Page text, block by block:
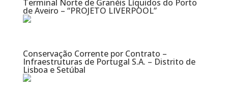
Terminal Norte de Granéis Líquidos do Porto
de Aveiro – “PROJETO LIVERPOOL”
Conservação Corrente por Contrato –
Infraestruturas de Portugal S.A. – Distrito de
Lisboa e Setúbal